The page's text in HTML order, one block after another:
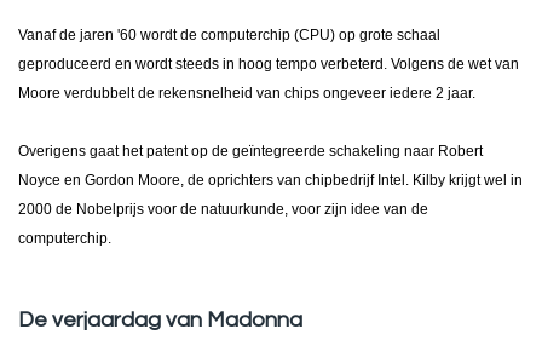
Vanaf de jaren '60 wordt de computerchip (CPU) op grote schaal
geproduceerd en wordt steeds in hoog tempo verbeterd. Volgens de wet van
Moore verdubbelt de rekensnelheid van chips ongeveer iedere 2 jaar.
Overigens gaat het patent op de geïntegreerde schakeling naar Robert
Noyce en Gordon Moore, de oprichters van chipbedrijf Intel. Kilby krijgt wel in
2000 de Nobelprijs voor de natuurkunde, voor zijn idee van de
computerchip.
De verjaardag van Madonna